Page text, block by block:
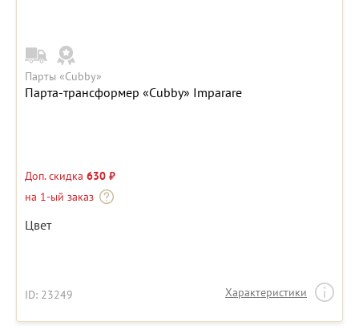
Парты «Cubby»
Парта-трансформер «Cubby» Imparare
Доп. скидка 630 ₽
на 1-ый заказ
Цвет
ID: 23249 Характеристики